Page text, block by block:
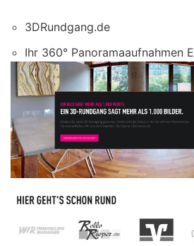
3DRundgang.de
Ihr 360° Panoramaaufnahmen